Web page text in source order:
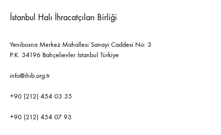
İstanbul Halı İhracatçıları Birliği
Yenibosna Merkez Mahallesi Sanayi Caddesi No: 3
P.K. 34196 Bahçelievler İstanbul Türkiye
info@ihib.org.tr
+90 (212) 454 03 35
+90 (212) 454 07 93